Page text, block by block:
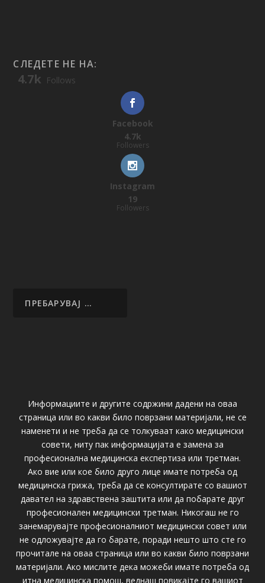
СЛЕДЕТЕ НЕ НА:
4.7k Follows
Facebook
4.7k
Followers
Instagram
19
Followers
Информациите и другите содржини дадени на оваа
страница или во какви било поврзани материјали, не се
наменети и не треба да се толкуваат како медицински
совети, ниту пак информацијата е замена за
професионална медицинска експертиза или третман.
Ако вие или кое било друго лице имате потреба од
медицинска грижа, треба да се консултирате со вашиот
давател на здравствена заштита или да побарате друг
професионален медицински третман. Никогаш не го
занемарувајте професионалниот медицински совет или
не одложувајте да го барате, поради нешто што сте го
прочитале на оваа страница или во какви било поврзани
материјали. Ако мислите дека можеби имате потреба од
итна медицинска помош, веднаш повикајте го вашиот